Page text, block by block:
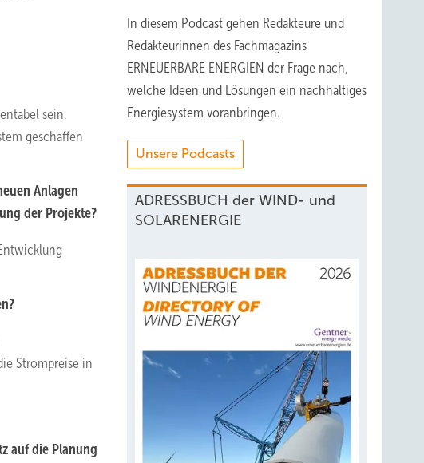
sein.
geschaffen
Anlagen
der Projekte?
Strompreise in
auf die Planung
In diesem Podcast gehen Redakteure und
Redakteurinnen des Fachmagazins
ERNEUERBARE ENERGIEN der Frage nach,
welche Ideen und Lösungen ein nachhaltiges
Energiesystem voranbringen.
Unsere Podcasts
ADRESSBUCH der WIND- und
SOLARENERGIE